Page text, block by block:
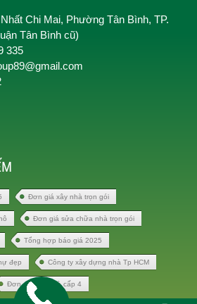
Chi Mai, Phường Tân Bình, TP.
Tân Bình cũ)
335
Đơn giá xây nhà trọn gói
Đơn giá sửa chữa nhà trọn gói
Tổng hợp báo giá 2025
đẹp Công ty xây dựng nhà Tp HCM
Đơn giá xây nhà cấp 4